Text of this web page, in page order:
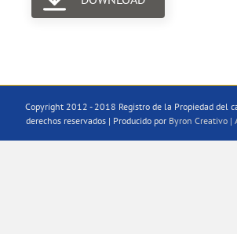
Copyright 2012 - 2018 Registro de la Propiedad del
derechos reservados | Producido por Byron Creativo |